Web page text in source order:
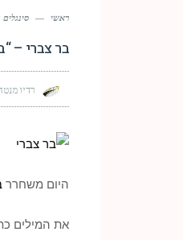
ראשי —
בר צברי –
רדיו
היום משחרר
את המילים